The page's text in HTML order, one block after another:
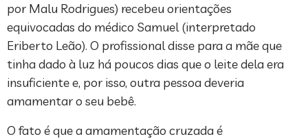
por Malu Rodrigues) recebeu orientações
equivocadas do médico Samuel (interpretado
Eriberto Leão). O profissional disse para a mãe que
tinha dado à luz há poucos dias que o leite dela era
insuficiente e, por isso, outra pessoa deveria
amamentar o seu bebê.
O fato é que a amamentação cruzada é